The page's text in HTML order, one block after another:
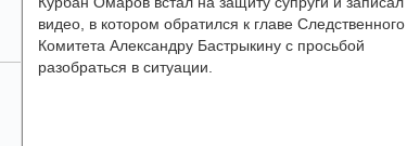
видео, в котором обратился к главе Следственного
Комитета Александру Бастрыкину с просьбой
разобраться в ситуации.